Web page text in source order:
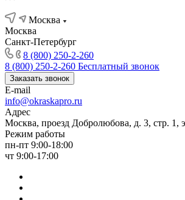
Москва
Москва
Санкт-Петербург
8 (800) 250-2-260
8 (800) 250-2-260 Бесплатный звонок
Заказать звонок
E-mail
info@okraskapro.ru
Адрес
Москва, проезд Добролюбова, д. 3, стр. 1,
Режим работы
пн-пт 9:00-18:00
чт 9:00-17:00